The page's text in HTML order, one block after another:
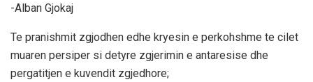
-Alban Gjokaj
Te pranishmit zgjodhen edhe kryesin e perkohshme te cilet
muaren persiper si detyre zgjerimin e antaresise dhe
pergatitjen e kuvendit zgjedhore;